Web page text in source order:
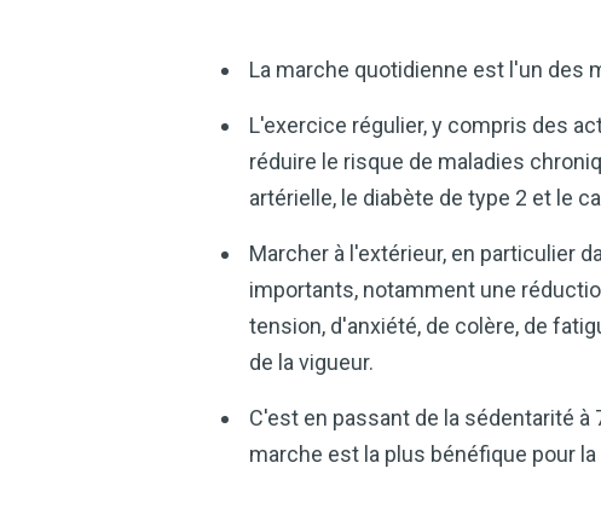
La marche quotidienne est l'un des
L'exercice régulier, y compris des
réduire le risque de maladies
artérielle, le diabète de type 2 et le
Marcher à l'extérieur, en particulier
importants, notamment une
tension, d'anxiété, de colère, de
de la vigueur.
C'est en passant de la sédentarité à
marche est la plus bénéfique pour la